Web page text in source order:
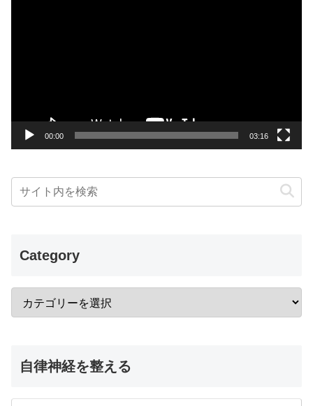
00:00 03:16
Category
自律神経を整える